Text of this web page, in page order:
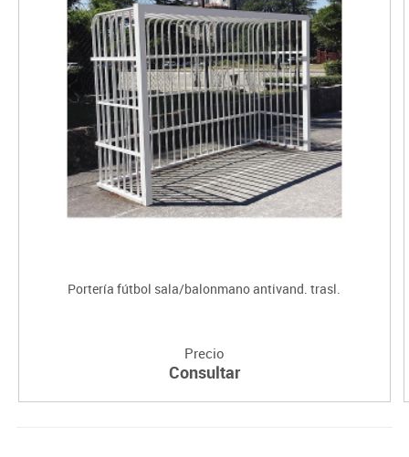
Portería fútbol sala/balonmano antivand. trasl.
Precio
Consultar